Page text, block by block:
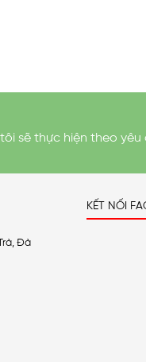
sẽ thực hiện theo
Đà
KẾT NỐI